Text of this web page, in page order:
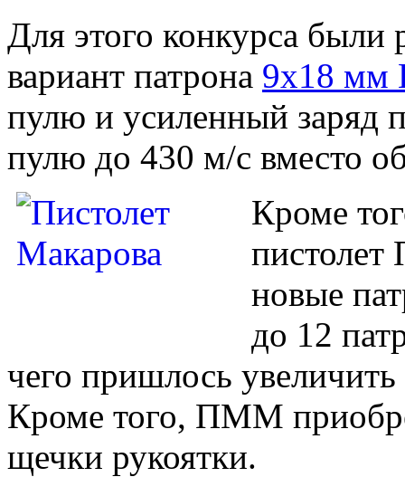
Для этого конкурса были
вариант патрона 9х18
пулю и усиленный заряд
пулю до 430 м/с вместо
Кроме
новые
до 12
чего пришлось
Кроме того, ПММ
щечки рукоятки.